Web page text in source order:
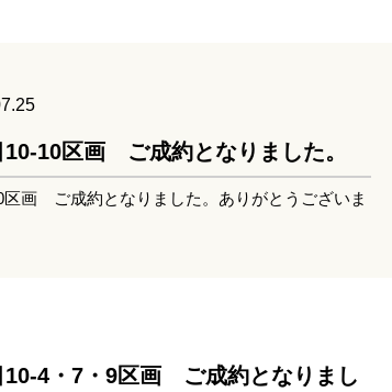
10区画 ご成約となりました。
区画 ご成約となりました。ありがとうございま
10-4・7・9区画 ご成約となりまし